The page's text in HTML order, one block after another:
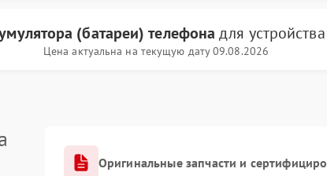
(батареи) телефона для устройства
Цена актуальна на текущую дату 09.08.2026
Оригинальные запчасти и